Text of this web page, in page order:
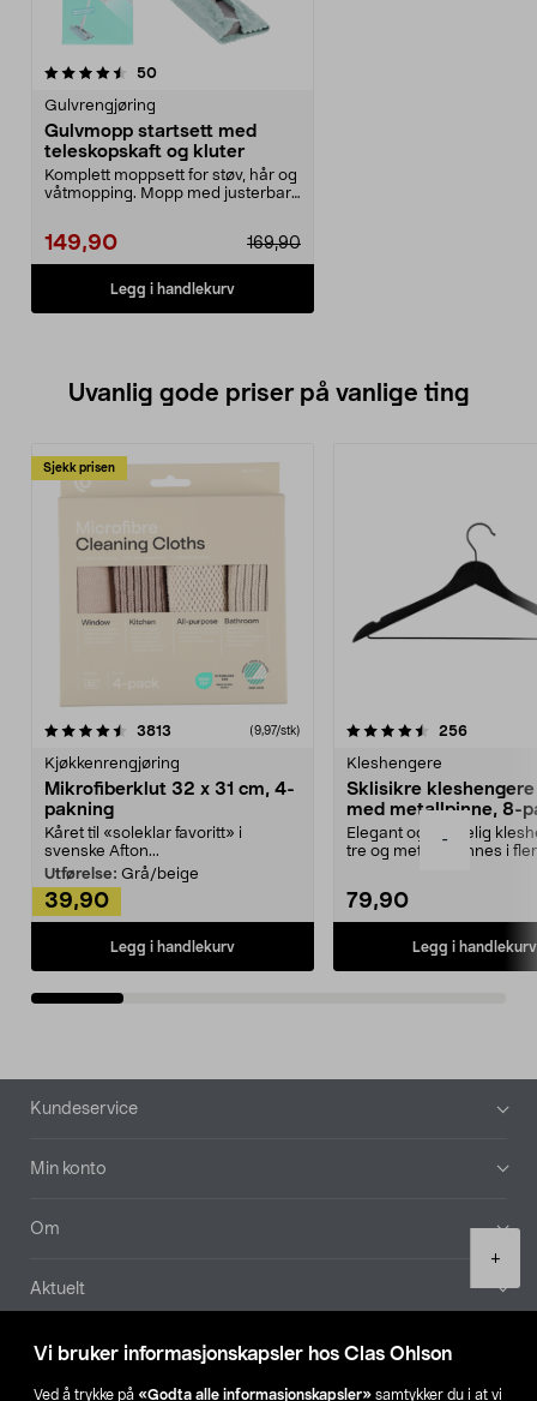
Vi bruker informasjonskapsler hos Clas Ohlson
Ved å trykke på «Godta alle informasjonskapsler» samtykker du i at vi
-
+
50anmeldelser
Gulvrengjøring
Gulvmopp startsett med
teleskopskaft og kluter
Komplett moppsett for støv, hår og
våtmopping. Mopp med justerbart
169,90
149,90
Legg i handlekurv
Uvanlig gode priser på vanlige ting
Sjekk prisen
3813 anmeldelser(9,97/stk)
Kjøkkenrengjøring
Mikrofiberklut 32 x 31 cm, 4-
pakning
Kåret til «soleklar favoritt» i
svenske Afton...
Utførelse: Grå/beige
39,90
Legg i handlekurv
4.5av 5 stjerner 256
Kleshengere
Sklisikre
med metallpinne, 8-
Elegant og skikkelig
tre og metall – finnes i
79,90
Legg i handlekurv
4.5av 5 stjerner
Bunntekst
Kundeservice
Min konto
Om
Aktuelt
Våre selskaper